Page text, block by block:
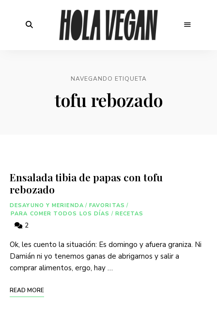
NAVEGANDO ETIQUETA
tofu rebozado
Ensalada tibia de papas con tofu
rebozado
DESAYUNO Y MERIENDA / FAVORITAS /
PARA COMER TODOS LOS DÍAS / RECETAS
2
Ok, les cuento la situación: Es domingo y afuera graniza. Ni
Damián ni yo tenemos ganas de abrigarnos y salir a
comprar alimentos, ergo, hay …
READ MORE